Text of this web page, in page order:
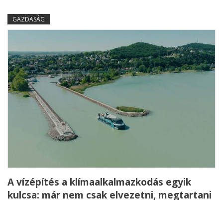
GAZDASÁG
A vízépítés a klímaalkalmazkodás egyik
kulcsa: már nem csak elvezetni, megtartani